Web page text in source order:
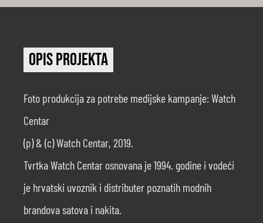
Opis projekta
Foto produkcija za potrebe medijske kampanje: Watch
Centar
(p) & (c) Watch Centar, 2019.
Tvrtka Watch Centar osnovana je 1994. godine i vodeći
je hrvatski uvoznik i distributer poznatih modnih
brandova satova i nakita.